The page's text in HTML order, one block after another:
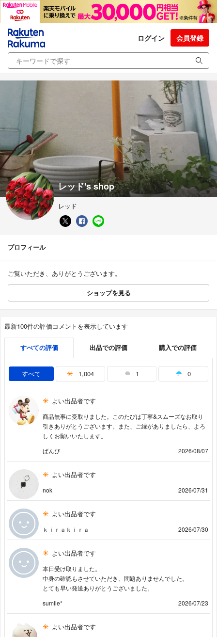
ログイン 会員登録
レッド's shop
レッド
プロフィール
ご覧いただき、ありがとうございます。
ショップを見る
最新100件の評価コメントを表示しています
すべての評価 出品での評価 購入での評価
すべて 1,004 1 0
よい出品者です
商品無事に受取りました。このたびは丁寧&スムーズなお取り
引きありがとうございます。また、ご縁がありましたら、よろ
しくお願いいたします。
ばんび
2026/08/07
よい出品者です
nok 2026/07/31
よい出品者です
ｋｉｒａｋｉｒａ 2026/07/30
よい出品者です
本日受け取りました。
中身の確認もさせていただき、問題ありませんでした。
とても早い発送ありがとうございました。
sumile*
2026/07/23
よい出品者です